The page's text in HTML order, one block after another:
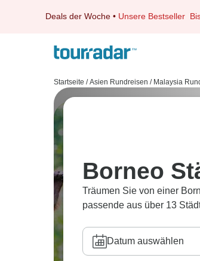
Deals der Woche • Unsere Bestseller
Startseite / Asien Rundreisen / Malaysia
Borneo
Träumen Sie von einer
passende aus über 13
Datum auswählen